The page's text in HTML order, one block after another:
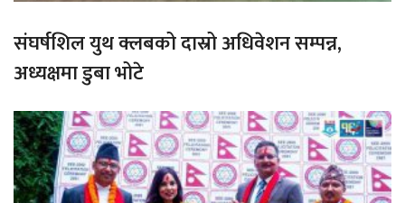
संघर्षशिल युथ क्लबको दास्रो अधिवेशन सम्पन्न,
अध्यक्षमा डुबा भोटे